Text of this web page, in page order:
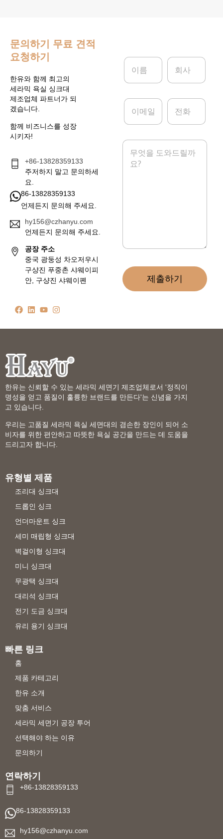
문의하기 무료 견적
요청하기
한유와 함께 최고의
세라믹 욕실 싱크대
제조업체 파트너가 되
겠습니다.
함께 비즈니스를 성장
시키자!
+86-13828359133
주저하지 말고 문의하세
요.
86-13828359133
언제든지 문의해 주세요.
hy156@czhanyu.com
언제든지 문의해 주세요.
공장 주소
중국 광둥성 차오저우시
구샹진 푸중촌 샤웨이피
안, 구샹진 샤웨이폔
이
*
회
이
일
전
메
제출하기
한유는 신뢰할 수 있는 세라믹 세면기 제조업체로서 '정직이
명성을 얻고 품질이 훌륭한 브랜드를 만든다'는 신념을 가지
고 있습니다.
우리는 고품질 세라믹 욕실 세면대의 겸손한 장인이 되어 소
비자를 위한 편안하고 따뜻한 욕실 공간을 만드는 데 도움을
드리고자 합니다.
유형별 제품
조리대 싱크대
드롭인 싱크
언더마운트 싱크
세미 매립형 싱크대
벽걸이형 싱크대
미니 싱크대
무광택 싱크대
대리석 싱크대
전기 도금 싱크대
유리 용기 싱크대
빠른 링크
홈
제품 카테고리
한유 소개
맞춤 서비스
세라믹 세면기 공장 투어
선택해야 하는 이유
문의하기
연락하기
+86-13828359133
86-13828359133
hy156@czhanyu.com